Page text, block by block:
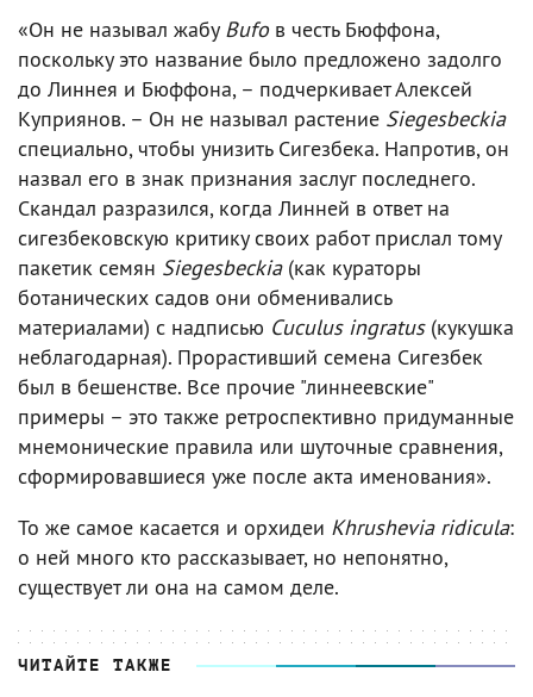
«Он не называл жабу Bufoв честь Бюффона,
поскольку это название было предложено задолго
до Линнея и Бюффона, – подчеркивает Алексей
Куприянов. – Он не называл растение Siegesbeckia
специально, чтобы унизить Сигезбека. Напротив, он
назвал его в знак признания заслуг последнего.
Скандал разразился, когда Линней в ответ на
сигезбековскую критику своих работ прислал тому
пакетик семян Siegesbeckia(как кураторы
ботанических садов они обменивались
материалами) с надписью Cuculus ingratus(кукушка
неблагодарная). Прорастивший семена Сигезбек
был в бешенстве. Все прочие "линнеевские"
примеры – это также ретроспективно придуманные
мнемонические правила или шуточные сравнения,
сформировавшиеся уже после акта именования».
То же самое касается и орхидеи Khrushevia ridicula:
о ней много кто рассказывает, но непонятно,
существует ли она на самом деле.
ЧИТАЙТЕ ТАКЖЕ